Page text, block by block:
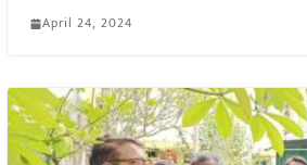
April 24, 2024